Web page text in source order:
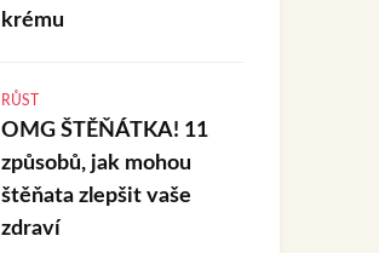
krému
RŮST
OMG ŠTĚŇÁTKA! 11
způsobů, jak mohou
štěňata zlepšit vaše
zdraví